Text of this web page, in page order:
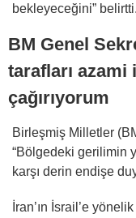
bekleyeceğini” belirtti.
BM Genel
tarafları
çağırıyorum
Birleşmiş Milletler
“Bölgedeki gerilimin
karşı derin endişe
İran’ın İsrail’e